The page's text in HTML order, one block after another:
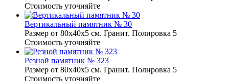
Стоимость уточняйте
Вертикальный памятник № 30
Размер от 80х40х5 см. Гранит. Полировка 5
Стоимость уточняйте
Резной памятник № 323
Размер от 80х40х5 см. Гранит. Полировка 5
Стоимость уточняйте